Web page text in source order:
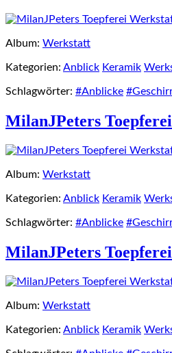
Album: Werkstatt
Kategorien: Anblick Keramik
Schlagwörter: #Anblicke
MilanJPeters
Album: Werkstatt
Kategorien: Anblick Keramik
Schlagwörter: #Anblicke
MilanJPeters
Album: Werkstatt
Kategorien: Anblick Keramik